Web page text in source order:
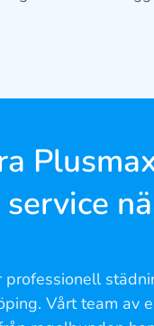
professionell
Vårt team av